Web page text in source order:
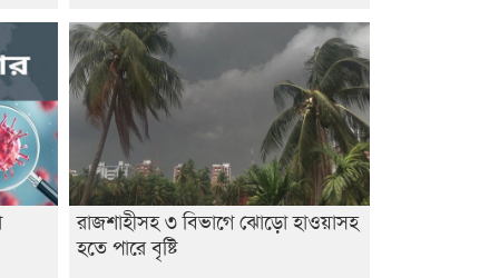
রাজশাহীসহ ৩ বিভাগে ঝোড়ো হাওয়াসহ
হতে পারে বৃষ্টি